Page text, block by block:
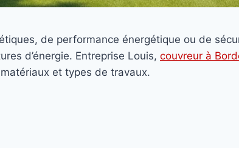
de performance énergétique ou de
d’énergie. Entreprise Louis, couvreur à
et types de travaux.